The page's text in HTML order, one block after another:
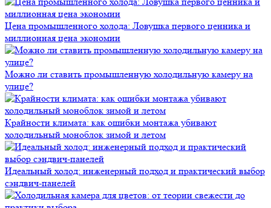
Цена промышленного холода: Ловушка первого ценника и
миллионная цена экономии
Можно ли ставить промышленную холодильную камеру на
улице?
Крайности климата: как ошибки монтажа убивают
холодильный моноблок зимой и летом
Идеальный холод: инженерный подход и практический выбор
сэндвич-панелей